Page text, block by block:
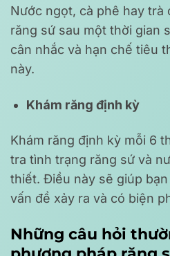
Nước ngọt, cà phê hay trà
răng sứ sau một thời gian
cân nhắc và hạn chế tiêu
này.
Khám răng định kỳ
Khám răng định kỳ mỗi 6
tra tình trạng răng sứ và
thiết. Điều này sẽ giúp
vấn đề xảy ra và có biện
Những câu hỏi